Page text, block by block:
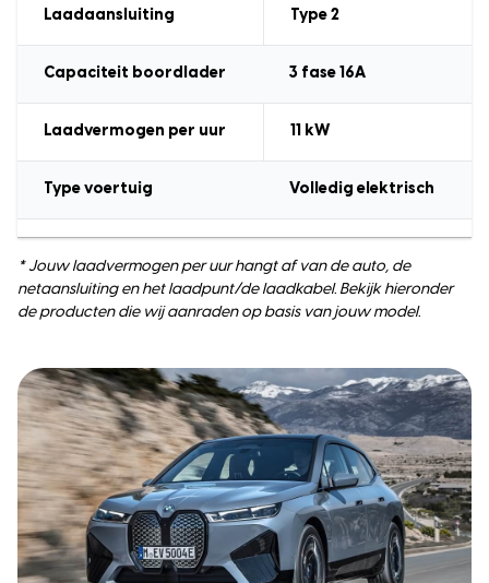
Laadaansluiting Type 2
Capaciteit boordlader 3 fase 16A
Laadvermogen per uur 11 kW
Type voertuig Volledig elektrisch
* Jouw laadvermogen per uur hangt af van de auto, de
netaansluiting en het laadpunt/de laadkabel. Bekijk hieronder
de producten die wij aanraden op basis van jouw model.